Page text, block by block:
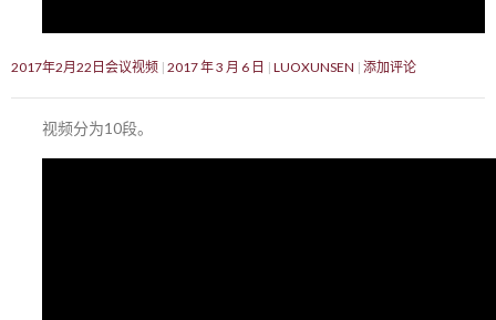
2017年2月22日会议视频 2017 年 3 月 6 日 LUOXUNSEN 添加评论
视频分为10段。